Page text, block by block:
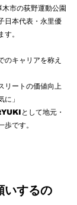
市の荻野運動公園
日本代表・永里優
。
のキャリアを称え
リートの価値向上
」
として地元・
です。
いするの